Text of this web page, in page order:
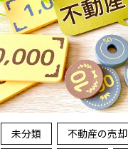
未分類 不動産の売却